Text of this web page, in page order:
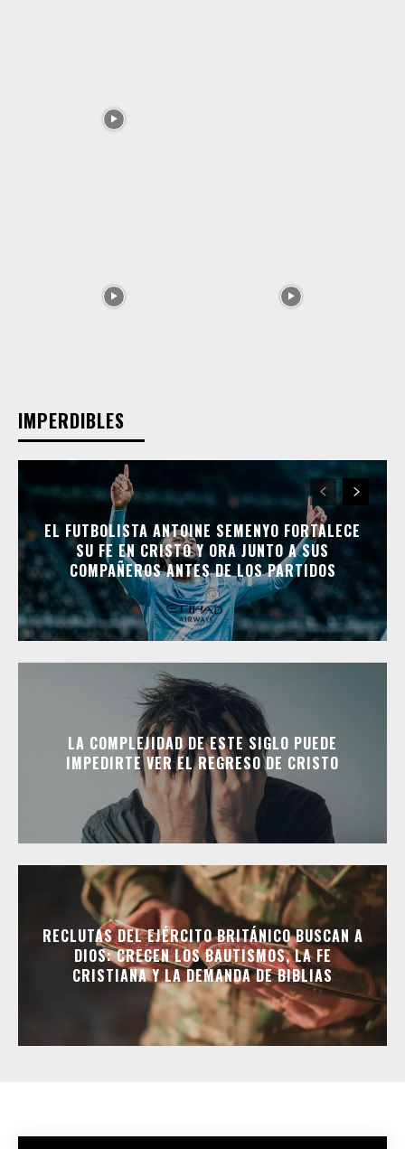
IMPERDIBLES
EL FUTBOLISTA ANTOINE SEMENYO FORTALECE
SU FE EN CRISTO Y ORA JUNTO A SUS
COMPAÑEROS ANTES DE LOS PARTIDOS
LA COMPLEJIDAD DE ESTE SIGLO PUEDE
IMPEDIRTE VER EL REGRESO DE CRISTO
RECLUTAS DEL EJÉRCITO BRITÁNICO BUSCAN A
DIOS: CRECEN LOS BAUTISMOS, LA FE
CRISTIANA Y LA DEMANDA DE BIBLIAS